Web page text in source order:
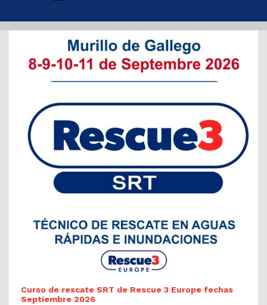
Curso de rescate SRT de Rescue 3 Europe fechas
Septiembre 2026